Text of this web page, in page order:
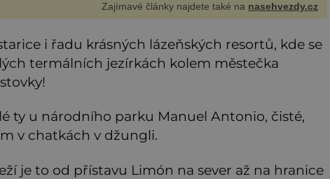
Zajímavé články najdete také na nasehvezdy.cz
i řadu krásných lázeňských resortů, kde se
termálních jezírkách kolem městečka
ty u národního parku Manuel Antonio, čisté,
v chatkách v džungli.
je to od přístavu Limón na sever až na hranice